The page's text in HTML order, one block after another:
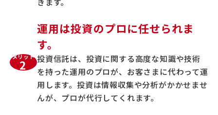
メリット
2
運用は投資のプロに任せられま
す。
投資信託は、投資に関する高度な知識や技術
を持った運用のプロが、お客さまに代わって運
用します。投資は情報収集や分析がかかせませ
んが、プロが代行してくれます。